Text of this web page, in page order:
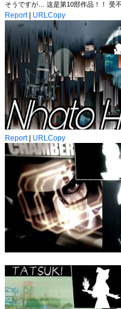
そうですが… 这是第10部作品！！ 受
Report| URLCopy
Report| URLCopy